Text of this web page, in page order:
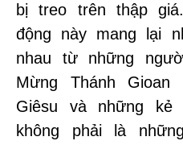
bị treo trên thập
động này mang lại
nhau từ những
Mừng Thánh
Giêsu và những kẻ
không phải là